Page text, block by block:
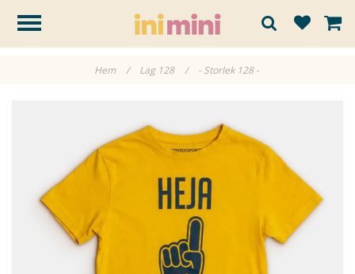
Hem / Lag 128 / - Storlek 128 -